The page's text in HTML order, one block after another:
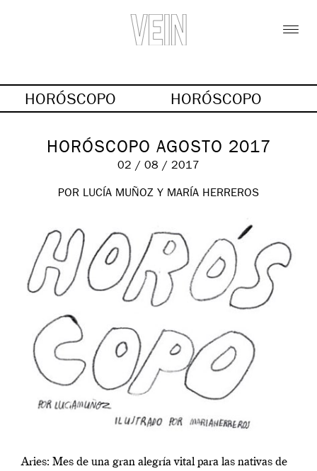
HORÓSCOPO HORÓSCOPO
HORÓSCOPO AGOSTO 2017
02 / 08 / 2017
POR LUCÍA MUÑOZ Y MARÍA HERREROS
Aries: Mes de una gran alegría vital para las nativas de